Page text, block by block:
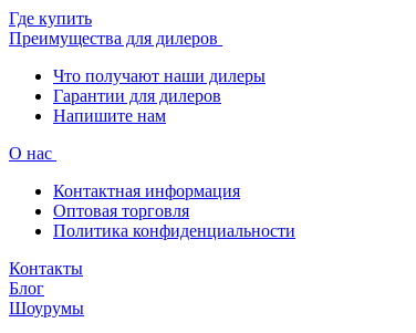
Где купить
Преимущества для дилеров
Что получают наши дилеры
Гарантии для дилеров
Напишите нам
О нас
Контактная информация
Оптовая торговля
Политика конфиденциальности
Контакты
Блог
Шоурумы